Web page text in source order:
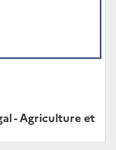
- Agriculture et